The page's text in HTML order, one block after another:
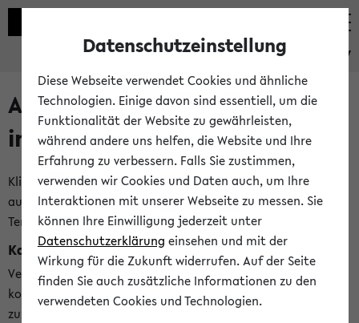
eKVV
Alle veröffentlichten Semester
im eKVV
Klicken Sie auf das Semester, welches Sie für Ihre Sitzung
auswählen möchten. Bitte beachten Sie auch die weiteren
Termine imKalender der Lehrplanung
Kalenderintegration
Verwenden Sie die folgende Adresse, um mit einer
kompatiblen Kalenderanwendung auf die Vorlesungszeiten
zuzugreifen (nähere Informationen
finden Sie hier
Datenschutzeinstellung
Diese Webseite verwendet Cookies und ähnliche
Technologien. Einige davon sind essentiell, um die
Funktionalität der Website zu gewährleisten,
während andere uns helfen, die Website und Ihre
Erfahrung zu verbessern. Falls Sie zustimmen,
verwenden wir Cookies und Daten auch, um Ihre
Interaktionen mit unserer Webseite zu messen. Sie
können Ihre Einwilligung jederzeit unter
Datenschutzerklärung einsehen und mit der
Wirkung für die Zukunft widerrufen. Auf der Seite
finden Sie auch zusätzliche Informationen zu den
verwendeten Cookies und Technologien.